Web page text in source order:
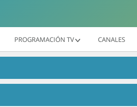
PROGRAMACIÓN TV CANALES